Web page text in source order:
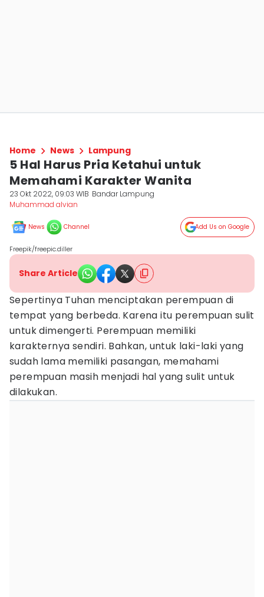
Home News Lampung
5 Hal Harus Pria Ketahui untuk
Memahami Karakter Wanita
23 Okt 2022, 09:03 WIB Bandar Lampung
Muhammad alvian
News Channel Add Us on Google
Freepik/freepic.diller
Share Article
Sepertinya Tuhan menciptakan perempuan di
tempat yang berbeda. Karena itu perempuan sulit
untuk dimengerti. Perempuan memiliki
karakternya sendiri. Bahkan, untuk laki-laki yang
sudah lama memiliki pasangan, memahami
perempuan masih menjadi hal yang sulit untuk
dilakukan.